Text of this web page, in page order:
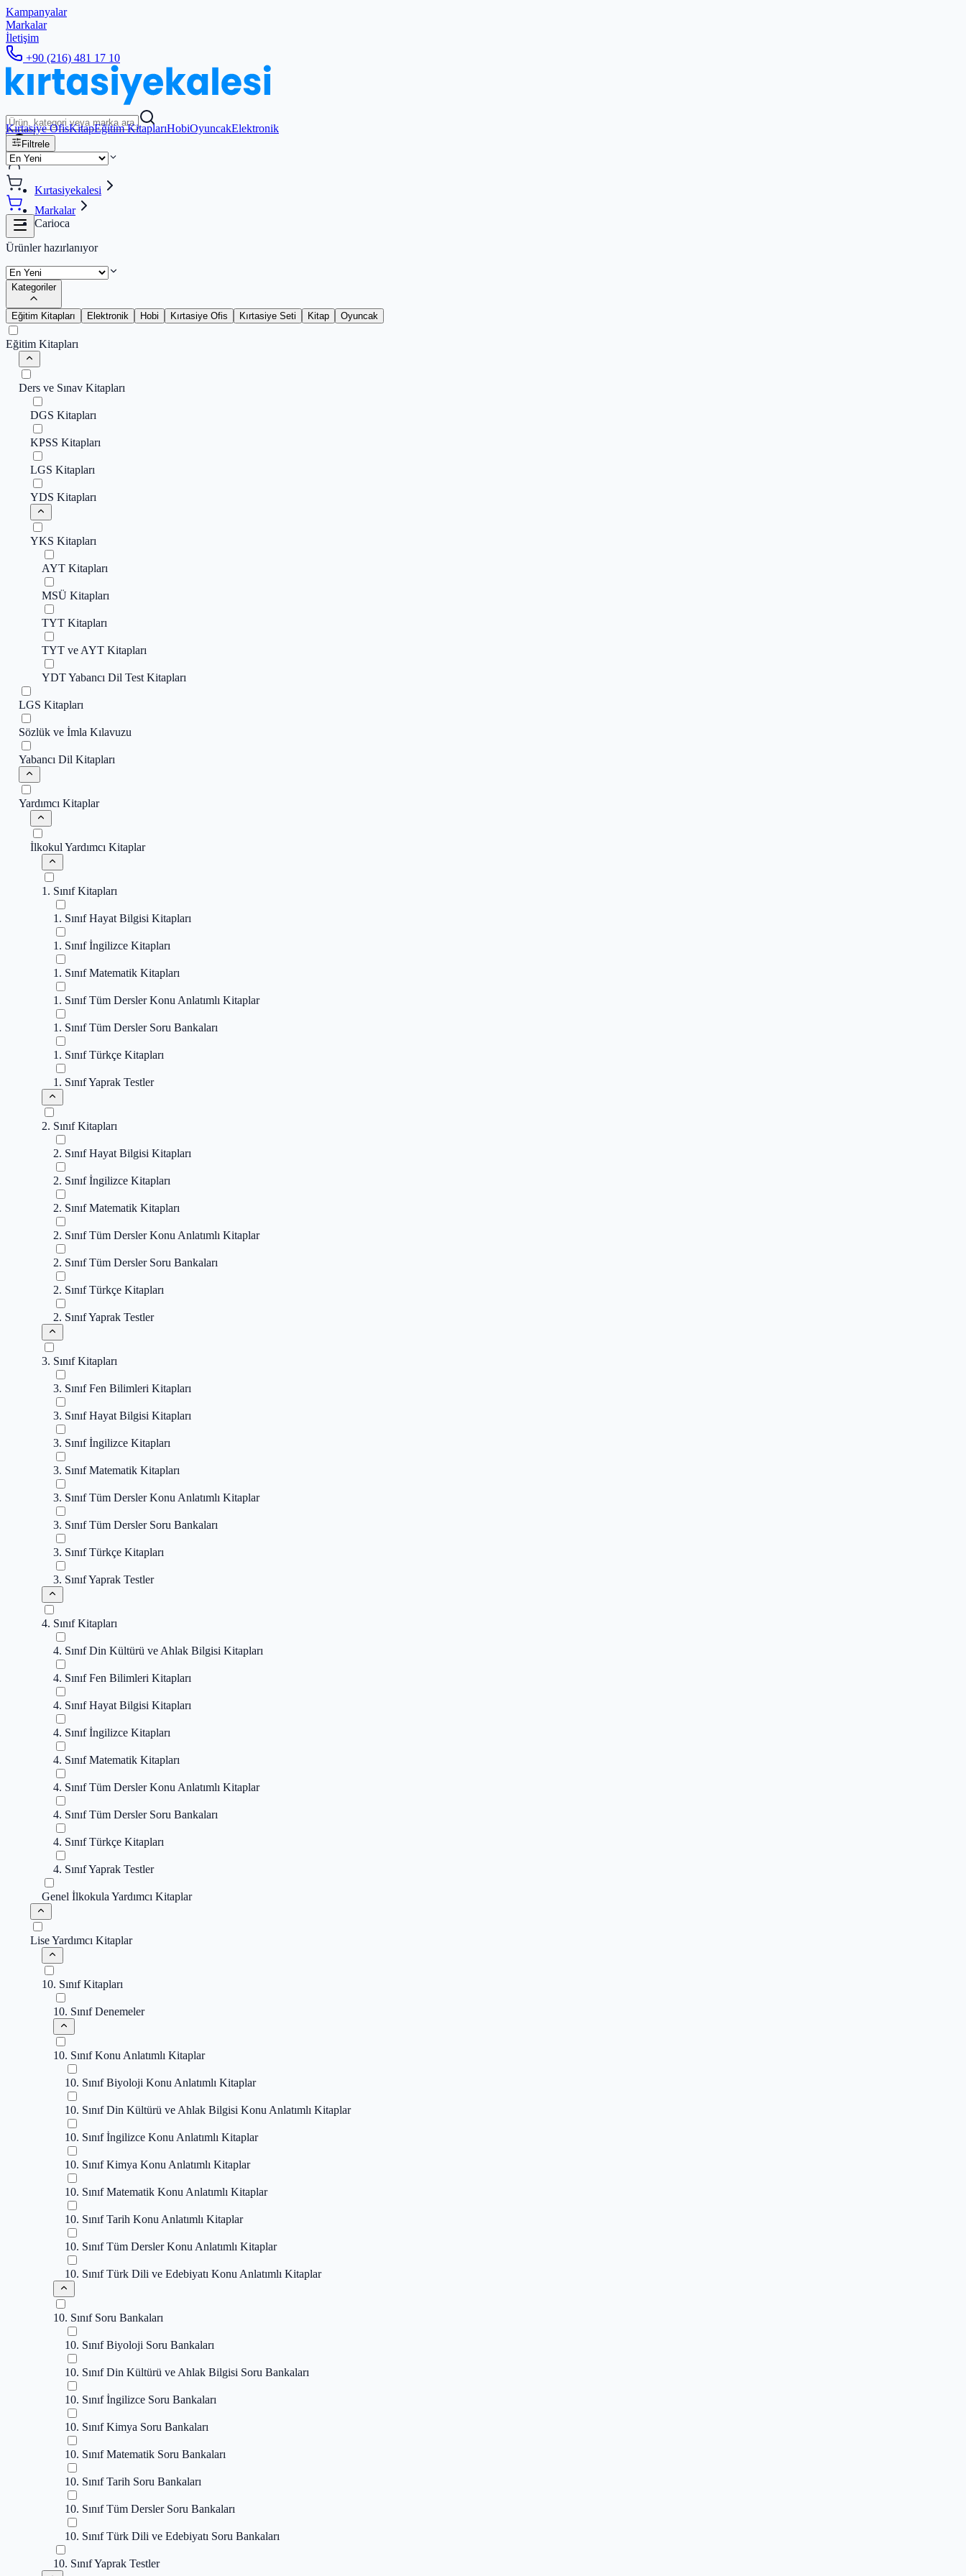
Kampanyalar
Markalar
İletişim
+90 (216) 481 17 10
Kırtasiye OfisKitapEğitim KitaplarıHobiOyuncakElektronik
Filtrele
Kırtasiyekalesi
Markalar
Carioca
Ürünler hazırlanıyor
Kategoriler
Eğitim Kitapları Elektronik Hobi Kırtasiye Ofis Kırtasiye Seti Kitap Oyuncak
Eğitim Kitapları
Ders ve Sınav Kitapları
DGS Kitapları
KPSS Kitapları
LGS Kitapları
YDS Kitapları
YKS Kitapları
AYT Kitapları
MSÜ Kitapları
TYT Kitapları
TYT ve AYT Kitapları
YDT Yabancı Dil Test Kitapları
LGS Kitapları
Sözlük ve İmla Kılavuzu
Yabancı Dil Kitapları
Yardımcı Kitaplar
İlkokul Yardımcı Kitaplar
1. Sınıf Kitapları
1. Sınıf Hayat Bilgisi Kitapları
1. Sınıf İngilizce Kitapları
1. Sınıf Matematik Kitapları
1. Sınıf Tüm Dersler Konu Anlatımlı Kitaplar
1. Sınıf Tüm Dersler Soru Bankaları
1. Sınıf Türkçe Kitapları
1. Sınıf Yaprak Testler
2. Sınıf Kitapları
2. Sınıf Hayat Bilgisi Kitapları
2. Sınıf İngilizce Kitapları
2. Sınıf Matematik Kitapları
2. Sınıf Tüm Dersler Konu Anlatımlı Kitaplar
2. Sınıf Tüm Dersler Soru Bankaları
2. Sınıf Türkçe Kitapları
2. Sınıf Yaprak Testler
3. Sınıf Kitapları
3. Sınıf Fen Bilimleri Kitapları
3. Sınıf Hayat Bilgisi Kitapları
3. Sınıf İngilizce Kitapları
3. Sınıf Matematik Kitapları
3. Sınıf Tüm Dersler Konu Anlatımlı Kitaplar
3. Sınıf Tüm Dersler Soru Bankaları
3. Sınıf Türkçe Kitapları
3. Sınıf Yaprak Testler
4. Sınıf Kitapları
4. Sınıf Din Kültürü ve Ahlak Bilgisi Kitapları
4. Sınıf Fen Bilimleri Kitapları
4. Sınıf Hayat Bilgisi Kitapları
4. Sınıf İngilizce Kitapları
4. Sınıf Matematik Kitapları
4. Sınıf Tüm Dersler Konu Anlatımlı Kitaplar
4. Sınıf Tüm Dersler Soru Bankaları
4. Sınıf Türkçe Kitapları
4. Sınıf Yaprak Testler
Genel İlkokula Yardımcı Kitaplar
Lise Yardımcı Kitaplar
10. Sınıf Kitapları
10. Sınıf Denemeler
10. Sınıf Konu Anlatımlı Kitaplar
10. Sınıf Biyoloji Konu Anlatımlı Kitaplar
10. Sınıf Din Kültürü ve Ahlak Bilgisi Konu Anlatımlı Kitaplar
10. Sınıf İngilizce Konu Anlatımlı Kitaplar
10. Sınıf Kimya Konu Anlatımlı Kitaplar
10. Sınıf Matematik Konu Anlatımlı Kitaplar
10. Sınıf Tarih Konu Anlatımlı Kitaplar
10. Sınıf Tüm Dersler Konu Anlatımlı Kitaplar
10. Sınıf Türk Dili ve Edebiyatı Konu Anlatımlı Kitaplar
10. Sınıf Soru Bankaları
10. Sınıf Biyoloji Soru Bankaları
10. Sınıf Din Kültürü ve Ahlak Bilgisi Soru Bankaları
10. Sınıf İngilizce Soru Bankaları
10. Sınıf Kimya Soru Bankaları
10. Sınıf Matematik Soru Bankaları
10. Sınıf Tarih Soru Bankaları
10. Sınıf Tüm Dersler Soru Bankaları
10. Sınıf Türk Dili ve Edebiyatı Soru Bankaları
10. Sınıf Yaprak Testler